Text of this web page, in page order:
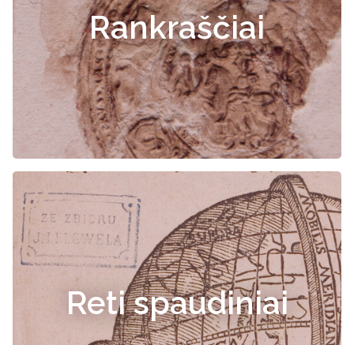
Rankraščiai
Reti spaudiniai